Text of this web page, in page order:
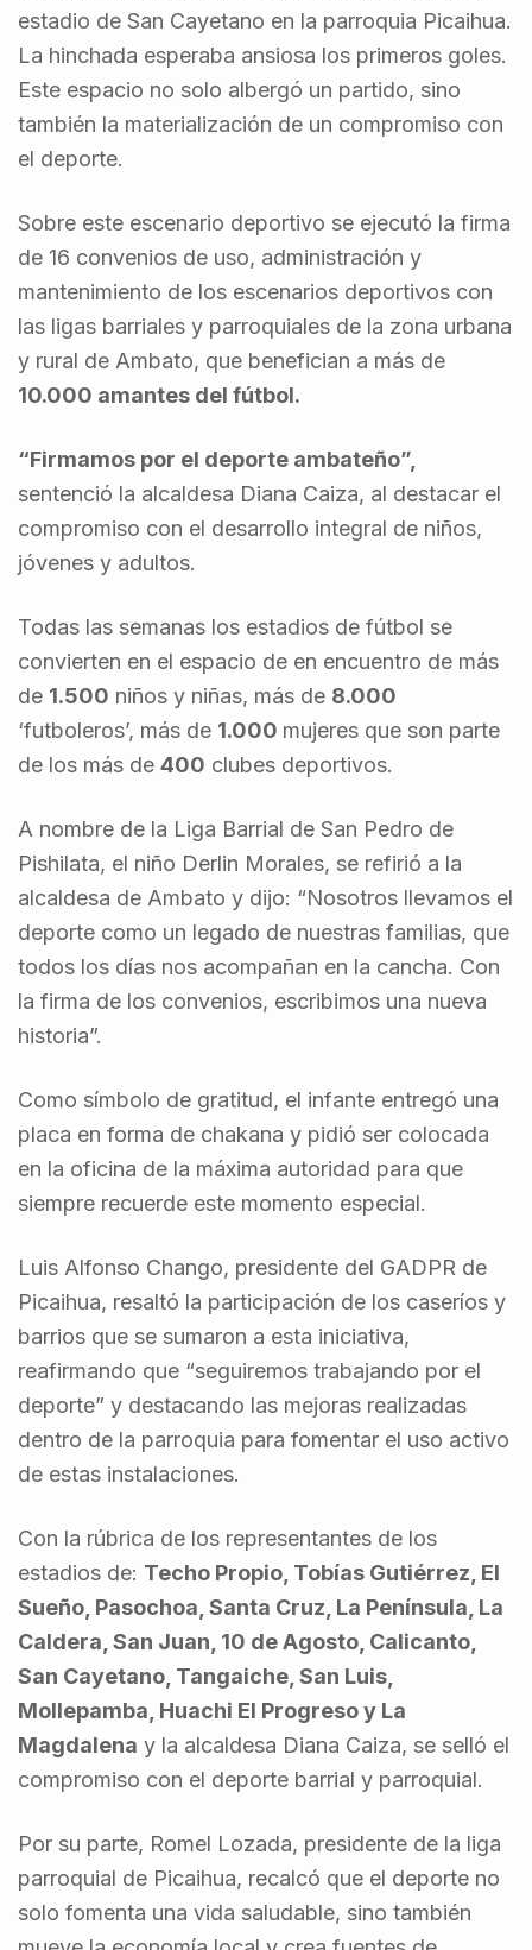
estadio de San Cayetano en la parroquia Picaihua.
La hinchada esperaba ansiosa los primeros goles.
Este espacio no solo albergó un partido, sino
también la materialización de un compromiso con
el deporte.
Sobre este escenario deportivo se ejecutó la firma
de 16 convenios de uso, administración y
mantenimiento de los escenarios deportivos con
las ligas barriales y parroquiales de la zona urbana
y rural de Ambato, que benefician a más de
10.000 amantes del fútbol.
“Firmamos por el deporte ambateño”,
sentenció la alcaldesa Diana Caiza, al destacar el
compromiso con el desarrollo integral de niños,
jóvenes y adultos.
Todas las semanas los estadios de fútbol se
convierten en el espacio de en encuentro de más
de 1.500 niños y niñas, más de 8.000
‘futboleros’, más de 1.000 mujeres que son parte
de los más de 400 clubes deportivos.
A nombre de la Liga Barrial de San Pedro de
Pishilata, el niño Derlin Morales, se refirió a la
alcaldesa de Ambato y dijo: “Nosotros llevamos el
deporte como un legado de nuestras familias, que
todos los días nos acompañan en la cancha. Con
la firma de los convenios, escribimos una nueva
historia”.
Como símbolo de gratitud, el infante entregó una
placa en forma de chakana y pidió ser colocada
en la oficina de la máxima autoridad para que
siempre recuerde este momento especial.
Luis Alfonso Chango, presidente del GADPR de
Picaihua, resaltó la participación de los caseríos y
barrios que se sumaron a esta iniciativa,
reafirmando que “seguiremos trabajando por el
deporte” y destacando las mejoras realizadas
dentro de la parroquia para fomentar el uso activo
de estas instalaciones.
Con la rúbrica de los representantes de los
estadios de: Techo Propio, Tobías Gutiérrez, El
Sueño, Pasochoa, Santa Cruz, La Península, La
Caldera, San Juan, 10 de Agosto, Calicanto,
San Cayetano, Tangaiche, San Luis,
Mollepamba, Huachi El Progreso y La
Magdalena y la alcaldesa Diana Caiza, se selló el
compromiso con el deporte barrial y parroquial.
Por su parte, Romel Lozada, presidente de la liga
parroquial de Picaihua, recalcó que el deporte no
solo fomenta una vida saludable, sino también